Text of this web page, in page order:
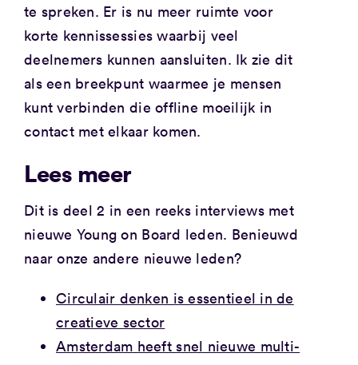
te spreken. Er is nu meer ruimte voor
korte kennissessies waarbij veel
deelnemers kunnen aansluiten. Ik zie dit
als een breekpunt waarmee je mensen
kunt verbinden die offline moeilijk in
contact met elkaar komen.
Lees meer
Dit is deel 2 in een reeks interviews met
nieuwe Young on Board leden. Benieuwd
naar onze andere nieuwe leden?
Circulair denken is essentieel in de
creatieve sector
Amsterdam heeft snel nieuwe multi-